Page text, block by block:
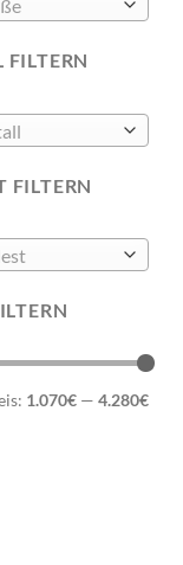
FILTERN
FILTERN
1.070€ — 4.280€